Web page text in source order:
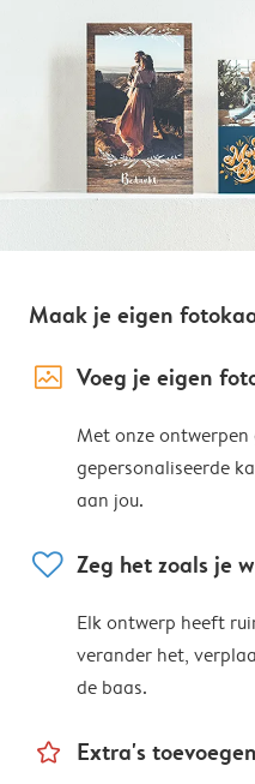
Maak je eigen
image_placeholder Voeg je eigen
Met onze ontwerpen
gepersonaliseerde
aan jou.
heart Zeg het zoals je
Elk ontwerp heeft
verander het,
de baas.
star_outline Extra's toevoegen